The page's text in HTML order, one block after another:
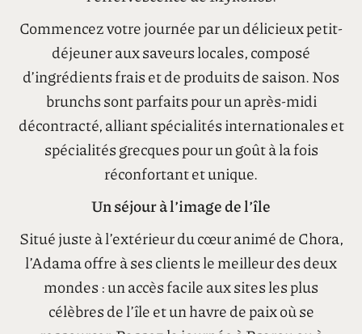
panoramique imprenable sur l’île, un lieu idéal
pour se détendre au soleil. Que vous vous
baigniez ou vous prélassiez au bord de l’eau, la
piscine est un havre de paix loin de
l’effervescence de Mykonos.
Commencez votre journée par un délicieux petit-
déjeuner aux saveurs locales, composé
d’ingrédients frais et de produits de saison. Nos
brunchs sont parfaits pour un après-midi
décontracté, alliant spécialités internationales et
spécialités grecques pour un goût à la fois
réconfortant et unique.
Un séjour à l’image de l’île